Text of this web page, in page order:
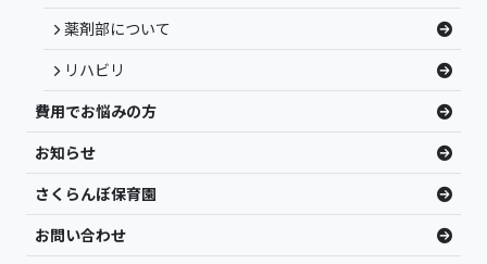
薬剤部について
リハビリ
費用でお悩みの方
お知らせ
さくらんぼ保育園
お問い合わせ